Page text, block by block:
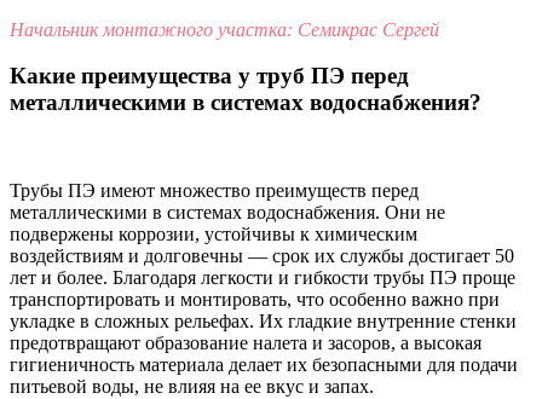
Начальник монтажного участка: Семикрас Сергей
Какие преимущества у труб ПЭ перед
металлическими в системах водоснабжения?
Трубы ПЭ имеют множество преимуществ перед
металлическими в системах водоснабжения. Они не
подвержены коррозии, устойчивы к химическим
воздействиям и долговечны — срок их службы достигает 50
лет и более. Благодаря легкости и гибкости трубы ПЭ проще
транспортировать и монтировать, что особенно важно при
укладке в сложных рельефах. Их гладкие внутренние стенки
предотвращают образование налета и засоров, а высокая
гигиеничность материала делает их безопасными для подачи
питьевой воды, не влияя на ее вкус и запах.